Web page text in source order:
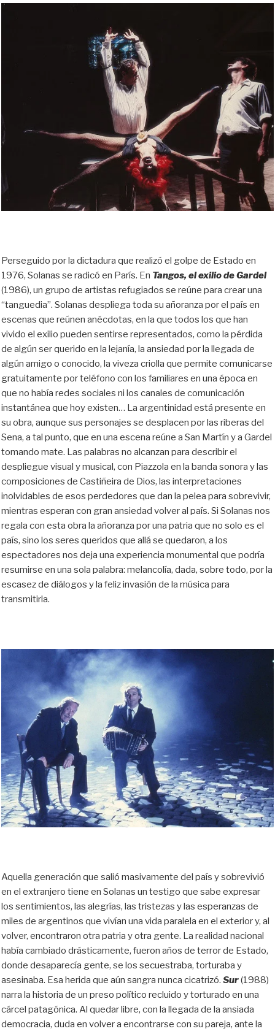
Perseguido por la dictadura que realizó el golpe de Estado en
1976, Solanas se radicó en París. En Tangos, el exilio de Gardel
(1986), un grupo de artistas refugiados se reúne para crear una
“tanguedia”. Solanas despliega toda su añoranza por el país en
escenas que reúnen anécdotas, en la que todos los que han
vivido el exilio pueden sentirse representados, como la pérdida
de algún ser querido en la lejanía, la ansiedad por la llegada de
algún amigo o conocido, la viveza criolla que permite comunicarse
gratuitamente por teléfono con los familiares en una época en
que no había redes sociales ni los canales de comunicación
instantánea que hoy existen… La argentinidad está presente en
su obra, aunque sus personajes se desplacen por las riberas del
Sena, a tal punto, que en una escena reúne a San Martín y a Gardel
tomando mate. Las palabras no alcanzan para describir el
despliegue visual y musical, con Piazzola en la banda sonora y las
composiciones de Castiñeira de Dios, las interpretaciones
inolvidables de esos perdedores que dan la pelea para sobrevivir,
mientras esperan con gran ansiedad volver al país. Si Solanas nos
regala con esta obra la añoranza por una patria que no solo es el
país, sino los seres queridos que allá se quedaron, a los
espectadores nos deja una experiencia monumental que podría
resumirse en una sola palabra: melancolía, dada, sobre todo, por la
escasez de diálogos y la feliz invasión de la música para
transmitirla.
Aquella generación que salió masivamente del país y sobrevivió
en el extranjero tiene en Solanas un testigo que sabe expresar
los sentimientos, las alegrías, las tristezas y las esperanzas de
miles de argentinos que vivían una vida paralela en el exterior y, al
volver, encontraron otra patria y otra gente. La realidad nacional
había cambiado drásticamente, fueron años de terror de Estado,
donde desaparecía gente, se los secuestraba, torturaba y
asesinaba. Esa herida que aún sangra nunca cicatrizó. Sur(1988)
narra la historia de un preso político recluido y torturado en una
cárcel patagónica. Al quedar libre, con la llegada de la ansiada
democracia, duda en volver a encontrarse con su pareja, ante la